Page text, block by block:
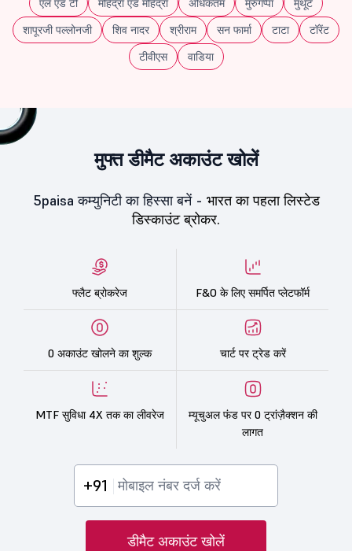
एल एंड टी महिंद्रा एंड महिंद्रा अधिकतम मुरुगप्पा
मुथूट
शापूरजी पल्लोनजी
शिव नादर श्रीराम सन फार्मा टाटा
टॉरेंट
टीवीएस
वाडिया
मुफ्त डीमैट अकाउंट खोलें
5paisa कम्युनिटी का हिस्सा बनें - भारत का पहला लिस्टेड
डिस्काउंट ब्रोकर.
फ्लैट ब्रोकरेज F&O के लिए समर्पित प्लेटफॉर्म
0 अकाउंट खोलने का शुल्क चार्ट पर ट्रेड करें
MTF सुविधा 4X तक का लीवरेज
म्यूचुअल फंड पर 0 ट्रांज़ैक्शन की
लागत
+91
डीमैट अकाउंट खोलें